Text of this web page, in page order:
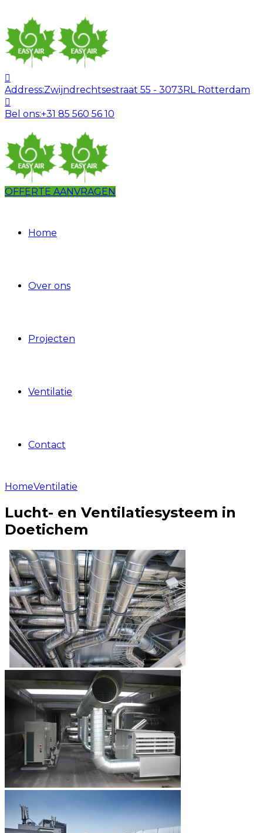
Address:Zwijndrechtsestraat 55 - 3073RL Rotterdam
Bel ons:+31 85 560 56 10
OFFERTE AANVRAGEN
Home
Over ons
Projecten
Ventilatie
Contact
HomeVentilatie
Lucht- en Ventilatiesysteem in
Doetichem